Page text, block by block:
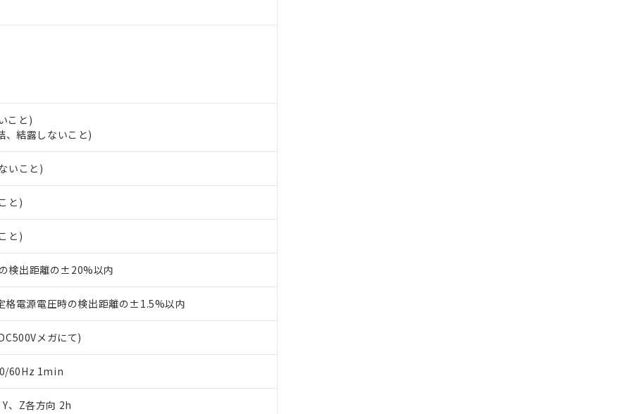
こと)
結露しないこと)
いこと)
と)
と)
検出距離の±20%以内
電源電圧時の検出距離の±1.5%以内
メガにて)
60Hz 1min
、Z各方向 2h
社制御機器事業取扱商品の当社在庫状況および標準価格(税抜)を提供させていただ
よび標準価格はお客様のお取引先、またはお客様担当のオムロン制御機器販売店・
談ください。
販売店や当社販売拠点は「
部品リスト作成サービス）をご利用いただくには、I-Webメンバーズにご登録され
す。
サイト上で当社にご登録された部品リストについて、当社および当社の共同利用者
サービスに関するお客様との取引・商談に必要な範囲で利用することをご了承くだ
者とは、"個人情報の共同利用に関して"
す。
1000ppm以下、 カドミウム(Cd) 100ppm以下、
下、ポリ臭化ビフェニル類(PBB) 1000ppm以下、ポリ臭化ジフェニルエーテル類(PBDE) 1000ppm以下、
ル) (DEHP)(別名：DOP) 1000ppm以下、フタル酸ブチルベンジル（BBP） 1000ppm以下、フタル酸ジブチ
タル酸ジイソブチル (DIBP) 1000ppm以下
および制御機器に対する適用除外項目は除く。
況などにより、予定月が前後することがあります。
ンロード
ウンロードすることができます。
で非含有を証明するもので、過去に遡って非含有を証明するものではありません。
ル酸エステル類４物質の対応では、対応完了までの期間は出荷製品に未対応品が
に対応日を記載しておりました。
在庫切替を完了していることから、特段のことがない限り、2022年1月12日よ
有率が中国RoHSの基準値を超えていることを示します。
社販売部門へお問い合わせください。
T26572)：
: 1000ppm、 Cd(カドミウム) : 100ppm、
限
物質）のすべてが基準値以下であることを示します。
社販売部門へお問い合わせください。
社製品のうち、外国為替および外国貿易法に定める商品（以下｢規制貨物等」とい
、核兵器、ミサイル、化学兵器、生物兵器またはその他武器並びにこれらの製造装
たしません。
を第三者に販売する場合は、上記1、2および3の内容を当該第三者に通知します。
たないが在庫あり
の在庫状況については、お客様のお取引先、またはお客様担当のオムロン制御